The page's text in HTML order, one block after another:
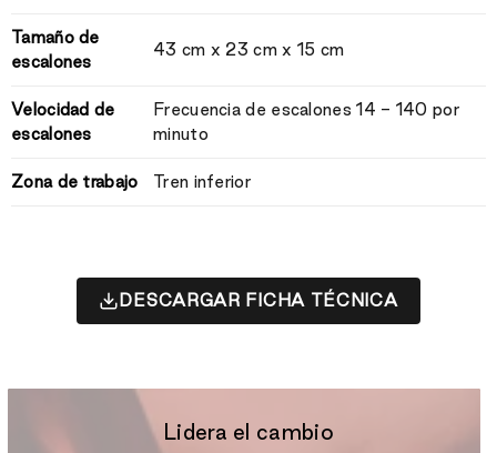
Tamaño de
escalones
43 cm x 23 cm x 15 cm
Velocidad de
escalones
Frecuencia de escalones 14 - 140 por
minuto
Zona de trabajo Tren inferior
DESCARGAR FICHA TÉCNICA
Lidera el cambio